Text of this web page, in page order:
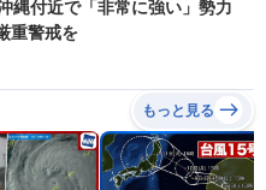
付近で「非常に強い」勢力
重警戒を
もっと見る